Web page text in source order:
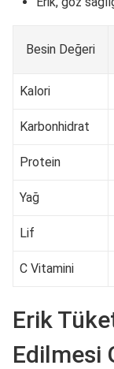
Besin Değeri
Kalori
Karbonhidrat
Protein
Yağ
Lif
C Vitamini
Erik
Edilmesi